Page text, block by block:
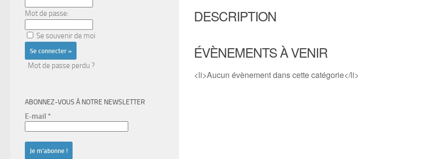
DESCRIPTION
ÉVÈNEMENTS À VENIR
<li>Aucun évènement dans cette catégorie</li>
Mot de passe:
Se souvenir de moi
Mot de passe perdu ?
ABONNEZ-VOUS À NOTRE NEWSLETTER
E-mail *